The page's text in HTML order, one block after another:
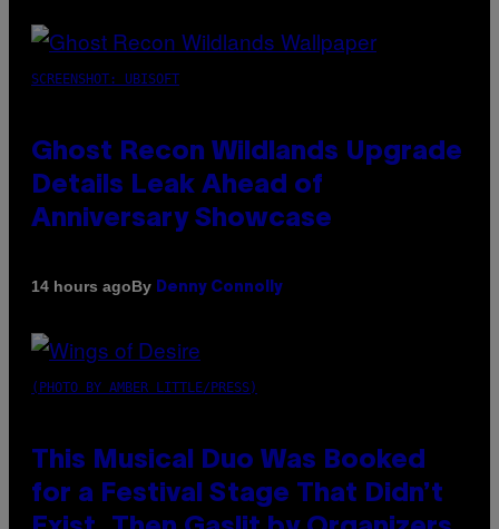
SCREENSHOT: UBISOFT
Ghost Recon Wildlands Upgrade
Details Leak Ahead of
Anniversary Showcase
14 hours agoBy Denny Connolly
(PHOTO BY AMBER LITTLE/PRESS)
This Musical Duo Was Booked
for a Festival Stage That Didn’t